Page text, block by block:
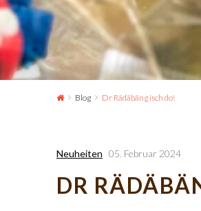
Blog Dr Rädäbäng isch do!
Neuheiten 05. Februar 2024
DR